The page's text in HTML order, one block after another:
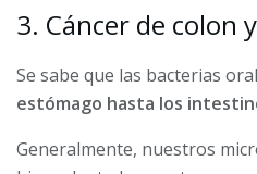
3. Cáncer de colon
Se sabe que las bacterias
estómago hasta los
Generalmente, nuestros